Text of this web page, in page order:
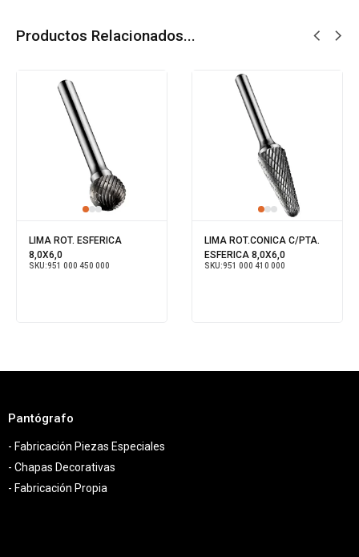
Productos Relacionados...
LIMA ROT. ESFERICA
8,0X6,0
SKU:951 000 450 000
LIMA ROT.CONICA C/PTA.
ESFERICA 8,0X6,0
SKU:951 000 410 000
Pantógrafo
- Fabricación Piezas Especiales
- Chapas Decorativas
- Fabricación Propia